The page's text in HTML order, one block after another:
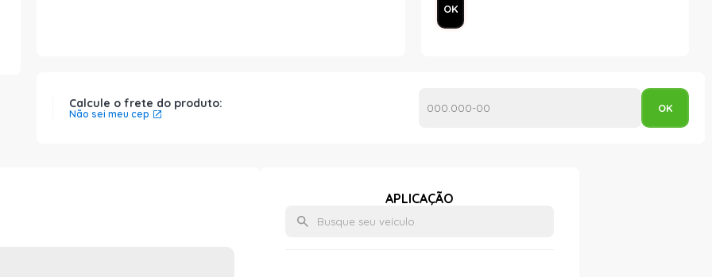
Calcule o frete do produto:
Não sei meu cep
APLICAÇÃO